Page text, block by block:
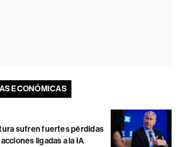
ECONÓMICAS
sufren fuertes pérdidas
ligadas a la IA